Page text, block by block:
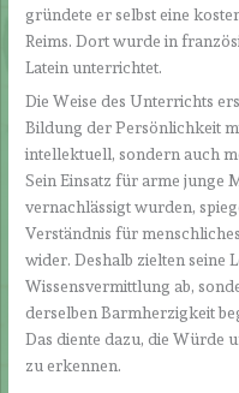
gründete er selbst eine
Reims. Dort wurde in
Latein unterrichtet.
Die Weise des Unterrichts
Bildung der Persönlichkeit
intellektuell, sondern auch
Sein Einsatz für arme junge
vernachlässigt wurden,
Verständnis für
wider. Deshalb zielten seine
Wissensvermittlung ab,
derselben Barmherzigkeit
Das diente dazu, die Würde
zu erkennen.